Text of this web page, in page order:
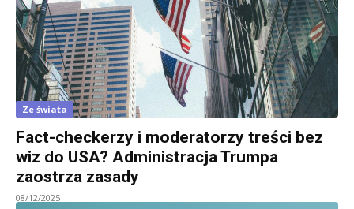
Ze świata
Fact-checkerzy i moderatorzy treści bez
wiz do USA? Administracja Trumpa
zaostrza zasady
08/12/2025